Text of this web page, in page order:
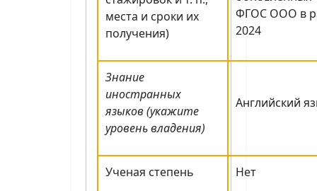
места и сроки их
получения)
ФГОС ООО в
2024
Знание
иностранных
языков (укажите
уровень владения)
Английский
Ученая степень Нет